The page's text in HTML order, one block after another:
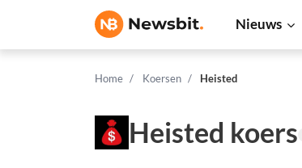
Nieuws
Home Koersen Heisted
Heisted koers